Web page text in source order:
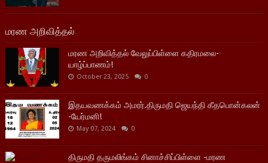
மரண அறிவித்தல்
மரண அறிவித்தல் வேலுப்பிள்ளை கதிரமலை-
யாழ்ப்பாணம்!
October 23, 2025 0
இதயவணக்கம் அமரர்.திருமதி ஜெயந்தி கீதபொன்கலன்
-யேர்மனி!
May 07, 2024 0
திருமதி தருமலிங்கம் சினாச்சிப்பிள்ளை -மரண